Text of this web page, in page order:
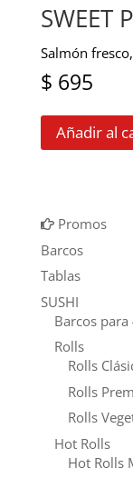
SWEET
Salmón
$ 695
Añadir al
Promos
Barcos
Tablas
SUSHI
Barcos para
Rolls
Rolls
Rolls
Rolls
Hot Rolls
Hot Rolls